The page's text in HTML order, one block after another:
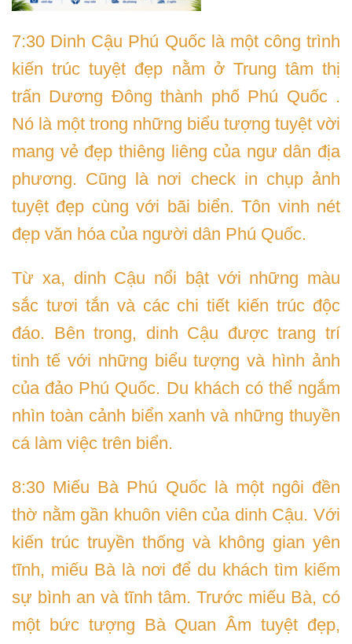
7:30 Dinh Cậu Phú Quốc là một công trình
kiến trúc tuyệt đẹp nằm ở Trung tâm thị
trấn Dương Đông thành phố Phú Quốc .
Nó là một trong những biểu tượng tuyệt vời
mang vẻ đẹp thiêng liêng của ngư dân địa
phương. Cũng là nơi check in chụp ảnh
tuyệt đẹp cùng với bãi biển. Tôn vinh nét
đẹp văn hóa của người dân Phú Quốc.
Từ xa, dinh Cậu nổi bật với những màu
sắc tươi tắn và các chi tiết kiến trúc độc
đáo. Bên trong, dinh Cậu được trang trí
tinh tế với những biểu tượng và hình ảnh
của đảo Phú Quốc. Du khách có thể ngắm
nhìn toàn cảnh biển xanh và những thuyền
cá làm việc trên biển.
8:30 Miếu Bà Phú Quốc là một ngôi đền
thờ nằm gần khuôn viên của dinh Cậu. Với
kiến trúc truyền thống và không gian yên
tĩnh, miếu Bà là nơi để du khách tìm kiếm
sự bình an và tĩnh tâm. Trước miếu Bà, có
một bức tượng Bà Quan Âm tuyệt đẹp,